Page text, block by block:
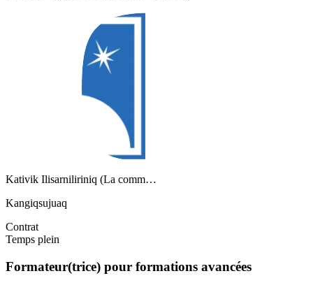
Kativik Ilisarniliriniq (La comm…
Kangiqsujuaq
Contrat
Temps plein
Formateur(trice) pour formations avancées